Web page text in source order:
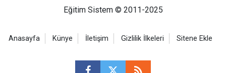
Eğitim Sistem © 2011-2025
Anasayfa Künye İletişim Gizlilik İlkeleri Sitene Ekle